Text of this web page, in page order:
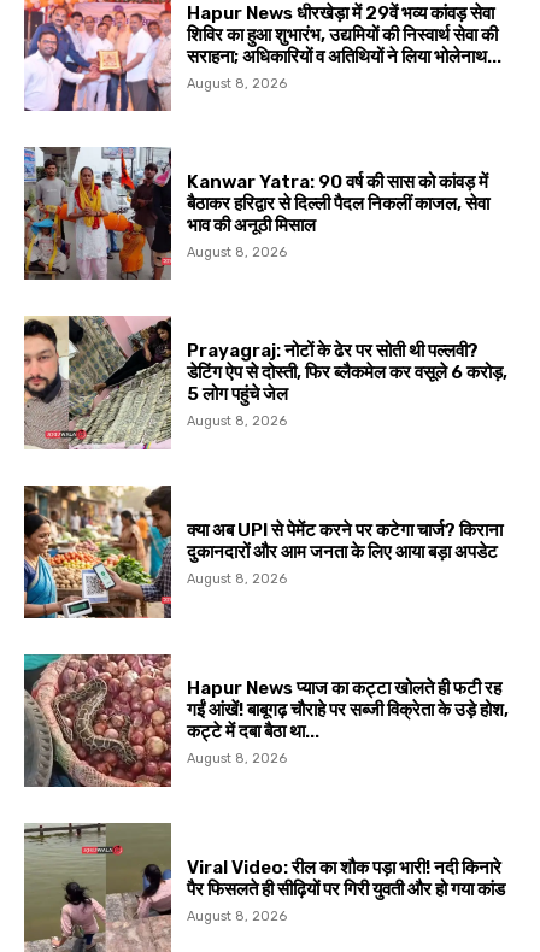
Hapur News धीरखेड़ा में 29वें भव्य कांवड़ सेवा
शिविर का हुआ शुभारंभ, उद्यमियों की निस्वार्थ सेवा की
सराहना; अधिकारियों व अतिथियों ने लिया भोलेनाथ...
August 8, 2026
Kanwar Yatra: 90 वर्ष की सास को कांवड़ में
बैठाकर हरिद्वार से दिल्ली पैदल निकलीं काजल, सेवा
भाव की अनूठी मिसाल
August 8, 2026
Prayagraj: नोटों के ढेर पर सोती थी पल्लवी?
डेटिंग ऐप से दोस्ती, फिर ब्लैकमेल कर वसूले ₹6 करोड़,
5 लोग पहुंचे जेल
August 8, 2026
क्या अब UPI से पेमेंट करने पर कटेगा चार्ज? किराना
दुकानदारों और आम जनता के लिए आया बड़ा अपडेट
August 8, 2026
Hapur News प्याज का कट्टा खोलते ही फटी रह
गईं आंखें! बाबूगढ़ चौराहे पर सब्जी विक्रेता के उड़े होश,
कट्टे में दबा बैठा था...
August 8, 2026
Viral Video: रील का शौक पड़ा भारी! नदी किनारे
पैर फिसलते ही सीढ़ियों पर गिरी युवती और हो गया कांड
August 8, 2026